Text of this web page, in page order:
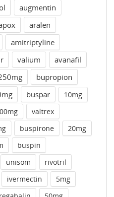
augmentin
aralen
amitriptyline
valium
avanafil
bupropion
buspar
10mg
valtrex
buspirone
20mg
buspin
unisom
rivotril
ivermectin
5mg